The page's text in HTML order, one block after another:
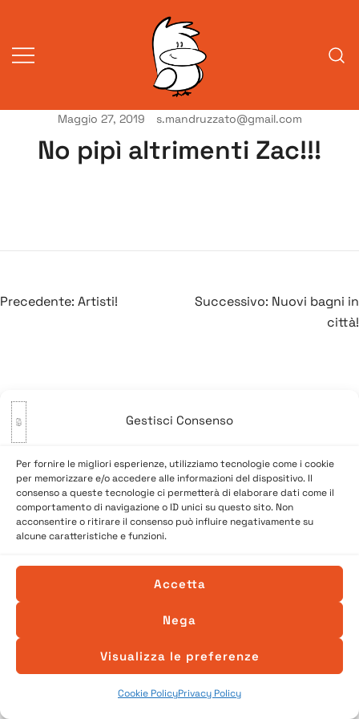
Gestisci Consenso
Per fornire le migliori esperienze, utilizziamo tecnologie come i cookie
per memorizzare e/o accedere alle informazioni del dispositivo. Il
consenso a queste tecnologie ci permetterà di elaborare dati come il
comportamento di navigazione o ID unici su questo sito. Non
acconsentire o ritirare il consenso può influire negativamente su
alcune caratteristiche e funzioni.
Accetta
Nega
Visualizza le preferenze
Cookie PolicyPrivacy Policy
contenuto
A Venessia
Vita da veneziani
Maggio 27, 2019 s.mandruzzato@gmail.com
No pipì altrimenti Zac!!!
Navigazione
Precedente: Artisti! Successivo: Nuovi bagni in
città!